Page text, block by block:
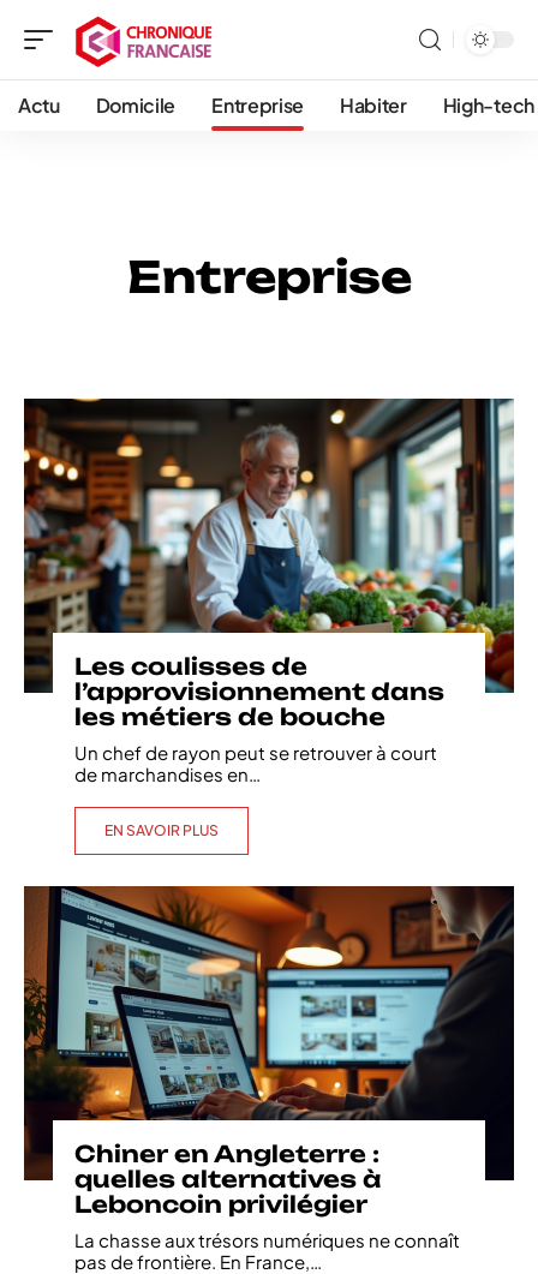
Actu Domicile Entreprise Habiter High-tech
Entreprise
Les coulisses de
l’approvisionnement dans
les métiers de bouche
Un chef de rayon peut se retrouver à court
de marchandises en
EN SAVOIR PLUS
Chiner en Angleterre :
quelles alternatives à
Leboncoin privilégier
La chasse aux trésors numériques ne connaît
pas de frontière. En France,